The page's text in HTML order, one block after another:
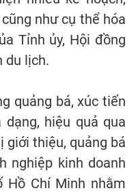
như cụ thể hóa
Tỉnh ủy, Hội đồng
du lịch.
quảng bá, xúc tiến
hiệu quả qua
giới thiệu, quảng bá
nghiệp kinh doanh
Hồ Chí Minh nhằm